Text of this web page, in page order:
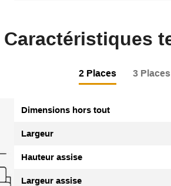
Caractéristiques
2 Places 3 Places
Dimensions hors tout
Largeur
Hauteur assise
Largeur assise